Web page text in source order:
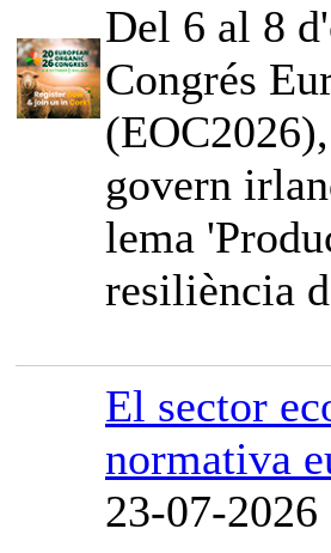
Del 6 al 8
Congrés
govern
lema
resiliència
El sector
normativa
23-07-